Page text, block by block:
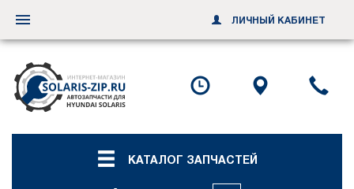
КАТАЛОГ ЗАПЧАСТЕЙ
Переключить
навигацию
ЛИЧНЫЙ КАБИНЕТ
Посмотреть
график схему